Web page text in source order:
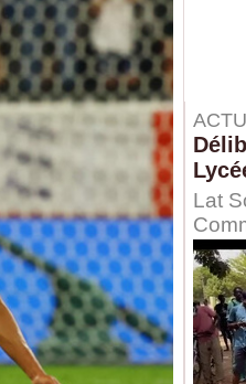
Lat